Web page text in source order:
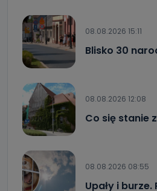
08.08.2026 15:11
Blisko 30
08.08.2026 12:08
Co się stanie
08.08.2026 08:55
Upały i